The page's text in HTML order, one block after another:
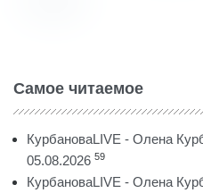
Самое читаемое
КурбановаLIVE - Олена
05.08.2026 59
КурбановаLIVE - Олена